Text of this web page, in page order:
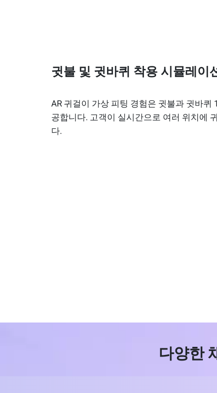
귓불 및 귓바퀴 착용 시뮬레이
AR 귀걸이 가상 피팅 경험은 귓불과 귓바
공합니다. 고객이 실시간으로 여러 위치에
다.
다양한